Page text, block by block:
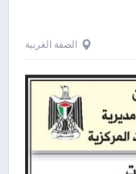
الضفة الغربية